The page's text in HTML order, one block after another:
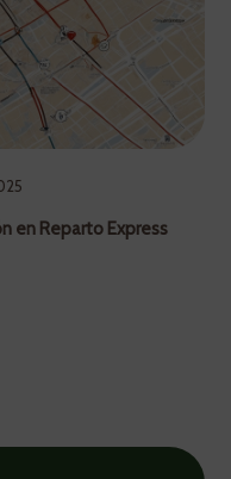
en Reparto Express